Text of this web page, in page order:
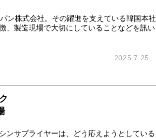
ン株式会社。その躍進を支えている韓国本社
、製造現場で大切にしていることなどを訊い
2025.7.25
ンサプライヤーは、どう応えようとしている